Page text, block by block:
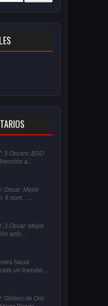
3 Oscars: BSO
a…
Oscar: Mejor
6 nom., …
3 Oscar: Mejor
artís…
hacia
un transbo…
Globos de Oro: